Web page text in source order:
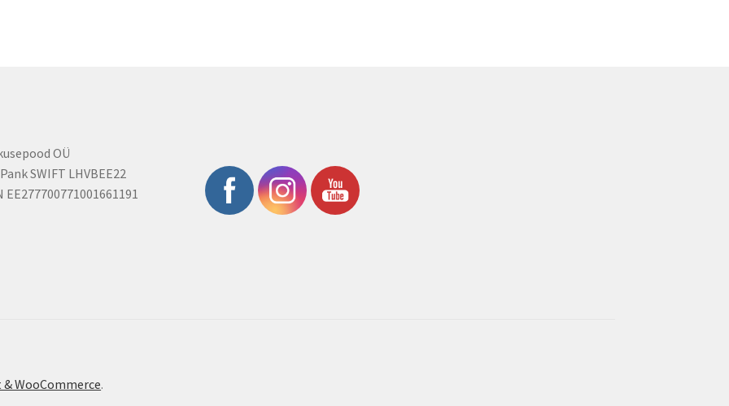
OÜ
SWIFT LHVBEE22
EE277700771001661191
WooCommerce.